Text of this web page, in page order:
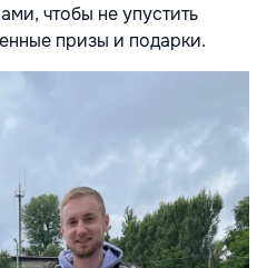
чтобы не упустить
призы и подарки.